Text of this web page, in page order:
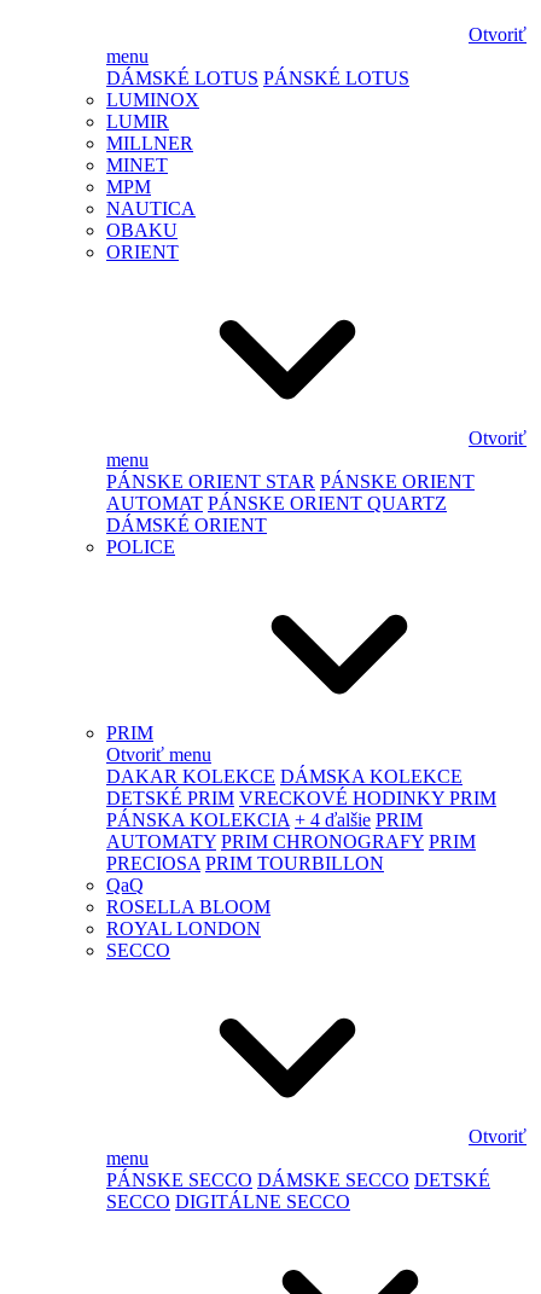
Otvoriť
menu
DÁMSKÉ LOTUS PÁNSKÉ LOTUS
LUMINOX
LUMIR
MILLNER
MINET
MPM
NAUTICA
OBAKU
ORIENT
Otvoriť
menu
PÁNSKE ORIENT STAR PÁNSKE ORIENT
AUTOMAT PÁNSKE ORIENT QUARTZ
DÁMSKÉ ORIENT
POLICE
PRIM
Otvoriť menu
DAKAR KOLEKCE DÁMSKA KOLEKCE
DETSKÉ PRIM VRECKOVÉ HODINKY PRIM
PÁNSKA KOLEKCIA + 4 ďalšie PRIM
AUTOMATY PRIM CHRONOGRAFY PRIM
PRECIOSA PRIM TOURBILLON
QaQ
ROSELLA BLOOM
ROYAL LONDON
SECCO
Otvoriť
menu
PÁNSKE SECCO DÁMSKE SECCO DETSKÉ
SECCO DIGITÁLNE SECCO